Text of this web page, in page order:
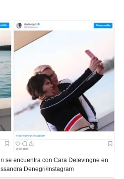
se encuentra con Cara Delevingne en
Denegri/Instagram